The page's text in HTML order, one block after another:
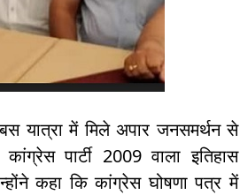
यात्रा में मिले अपार जनसमर्थन से
पार्टी 2009 वाला इतिहास
कहा कि कांग्रेस घोषणा पत्र में